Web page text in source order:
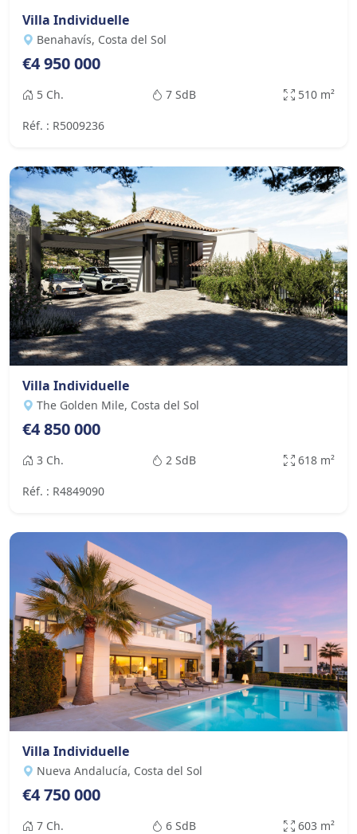
Villa Individuelle
Benahavís, Costa del Sol
€4 950 000
5 Ch. 7 SdB 510 m²
Réf. : R5009236
Villa Individuelle
The Golden Mile, Costa del Sol
€4 850 000
3 Ch. 2 SdB 618 m²
Réf. : R4849090
Villa Individuelle
Nueva Andalucía, Costa del Sol
€4 750 000
7 Ch. 6 SdB 603 m²